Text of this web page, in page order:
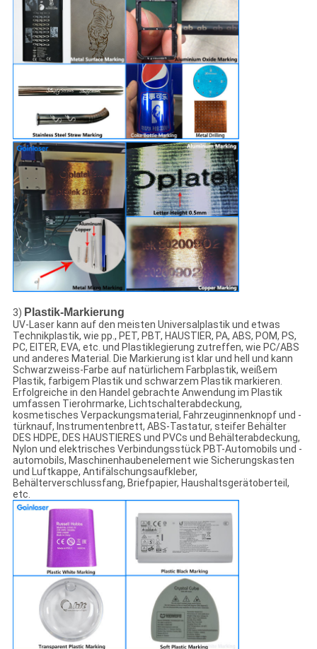
3) Plastik-Markierung
UV-Laser kann auf den meisten Universalplastik und etwas
Technikplastik, wie pp., PET, PBT, HAUSTIER, PA, ABS, POM, PS,
PC, EITER, EVA, etc. und Plastiklegierung zutreffen, wie PC/ABS
und anderes Material. Die Markierung ist klar und hell und kann
Schwarzweiss-Farbe auf natürlichem Farbplastik, weißem
Plastik, farbigem Plastik und schwarzem Plastik markieren.
Erfolgreiche in den Handel gebrachte Anwendung im Plastik
umfassen Tierohrmarke, Lichtschalterabdeckung,
kosmetisches Verpackungsmaterial, Fahrzeuginnenknopf und -
türknauf, Instrumentenbrett, ABS-Tastatur, steifer Behälter
DES HDPE, DES HAUSTIERES und PVCs und Behälterabdeckung,
Nylon und elektrisches Verbindungsstück PBT-Automobils und -
automobils, Maschinenhaubenelement wie Sicherungskasten
und Luftkappe, Antifälschungsaufkleber,
Behälterverschlussfang, Briefpapier, Haushaltsgerätoberteil,
etc.